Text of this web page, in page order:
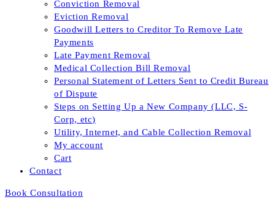
Conviction Removal
Eviction Removal
Goodwill Letters to Creditor To Remove Late
Payments
Late Payment Removal
Medical Collection Bill Removal
Personal Statement of Letters Sent to Credit Bureau
of Dispute
Steps on Setting Up a New Company (LLC, S-
Corp, etc)
Utility, Internet, and Cable Collection Removal
My account
Cart
Contact
Book Consultation